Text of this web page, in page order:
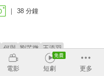
38 分鐘
何與 劉芷微 王添羽
電影 短劇 更多